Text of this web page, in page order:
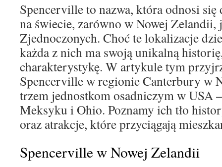
Spencerville to nazwa, która odnosi
na świecie, zarówno w Nowej Zelandii,
Zjednoczonych. Choć te lokalizacje
każda z nich ma swoją unikalną
charakterystykę. W artykule tym
Spencerville w regionie Canterbury w
trzem jednostkom osadniczym w USA
Meksyku i Ohio. Poznamy ich tło
oraz atrakcje, które przyciągają
Spencerville w Nowej Zelandii